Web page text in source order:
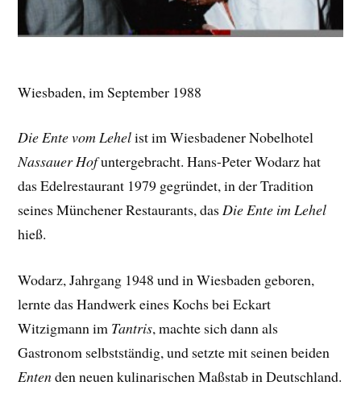
Wiesbaden, im September 1988
Die Ente vom Lehelist im Wiesbadener Nobelhotel
Nassauer Hofuntergebracht. Hans-Peter Wodarz hat
das Edelrestaurant 1979 gegründet, in der Tradition
seines Münchener Restaurants, dasDie Ente im Lehel
hieß.
Wodarz, Jahrgang 1948 und in Wiesbaden geboren,
lernte das Handwerk eines Kochs bei Eckart
Witzigmann im Tantris, machte sich dann als
Gastronom selbstständig, und setzte mit seinen beiden
Entenden neuen kulinarischen Maßstab in Deutschland.